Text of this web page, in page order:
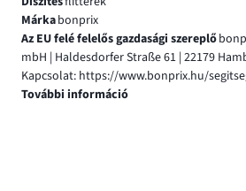
Márkabonprix
Az EU felé felelős gazdasági szereplő
mbH | Haldesdorfer Straße 61 | 22179
Kapcsolat: https://www.bonprix.hu/
További információ